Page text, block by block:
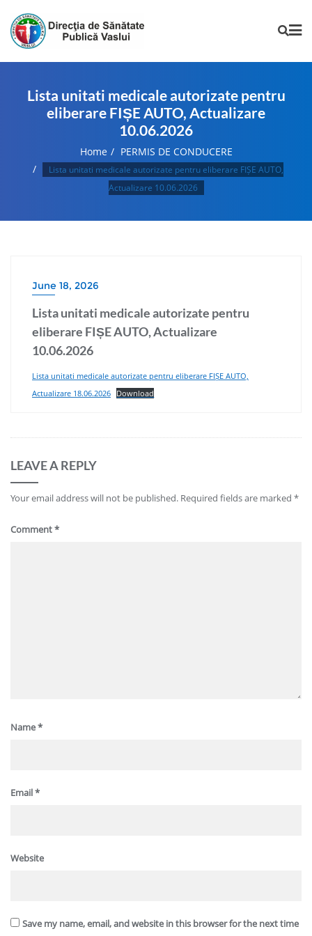
Lista unitati medicale autorizate pentru
eliberare FIȘE AUTO, Actualizare
10.06.2026
Home PERMIS DE CONDUCERE
Lista unitati medicale autorizate pentru eliberare FIȘE AUTO,
Actualizare 10.06.2026
June 18, 2026
Lista unitati medicale autorizate pentru
eliberare FIȘE AUTO, Actualizare
10.06.2026
Lista unitati medicale autorizate pentru eliberare FIȘE AUTO,
Actualizare 18.06.2026 Download
LEAVE A REPLY
Your email address will not be published. Required fields are marked *
Comment*
Name*
Email*
Website
Save my name, email, and website in this browser for the next time